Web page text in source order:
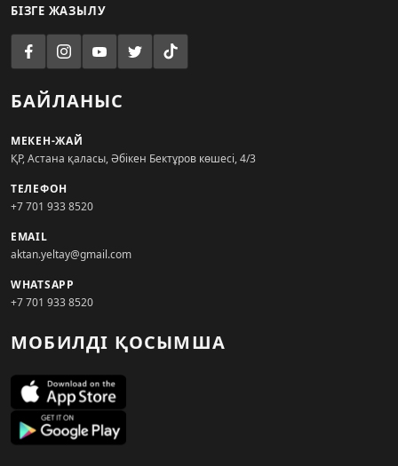
БІЗГЕ ЖАЗЫЛУ
БАЙЛАНЫС
МЕКЕН-ЖАЙ
ҚР, Астана қаласы, Әбікен Бектұров көшесі, 4/3
ТЕЛЕФОН
+7 701 933 8520
EMAIL
aktan.yeltay@gmail.com
WHATSAPP
+7 701 933 8520
МОБИЛДІ ҚОСЫМША